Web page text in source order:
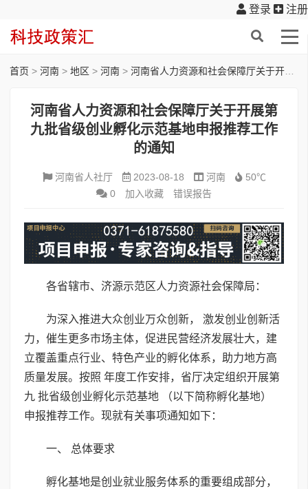
登录 注册
首页 > 河南 > 地区 > 河南 > 河南省人力资源和社会保障厅关于开展第九批省级创业孵化示范基地申报推荐工作的通知
河南省人力资源和社会保障厅关于开展第
九批省级创业孵化示范基地申报推荐工作
的通知
河南省人社厅 2023-08-18 河南
50℃
0
加入收藏 错误报告
各省辖市、济源示范区人力资源社会保障局：
为深入推进大众创业万众创新， 激发创业创新活
力，催生更多市场主体，促进民营经济发展壮大，建
立覆盖重点行业、特色产业的孵化体系，助力地方高
质量发展。按照 年度工作安排，省厅决定组织开展第
九 批省级创业孵化示范基地 （以下简称孵化基地）
申报推荐工作。现就有关事项通知如下：
一、 总体要求
孵化基地是创业就业服务体系的重要组成部分，